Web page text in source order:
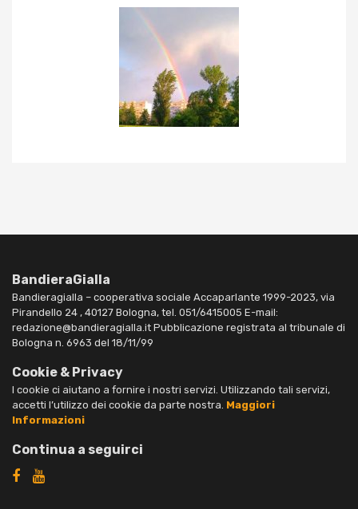
BandieraGialla
Bandieragialla – cooperativa sociale Accaparlante 1999-2023, via
Pirandello 24 , 40127 Bologna, tel. 051/6415005 E-mail:
redazione@bandieragialla.it Pubblicazione registrata al tribunale di
Bologna n. 6963 del 18/11/99
Cookie & Privacy
I cookie ci aiutano a fornire i nostri servizi. Utilizzando tali servizi,
accetti l’utilizzo dei cookie da parte nostra. Maggiori
Informazioni
Continua a seguirci